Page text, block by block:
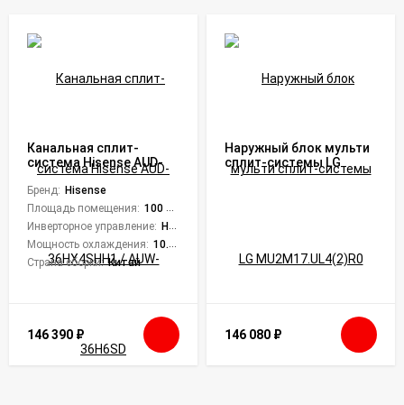
Канальная сплит-
система Hisense AUD-
36HX4SHH1 / AUW-
36H6SD
Бренд: Hisense
Площадь помещения: 100 кв. м.
Инверторное управление: Нет
Мощность охлаждения: 10.55 кВт
Страна сборки: Китай
146 390 ₽
Наружный блок мульти
сплит-системы LG
MU2M17.UL4(2)R0
146 080 ₽